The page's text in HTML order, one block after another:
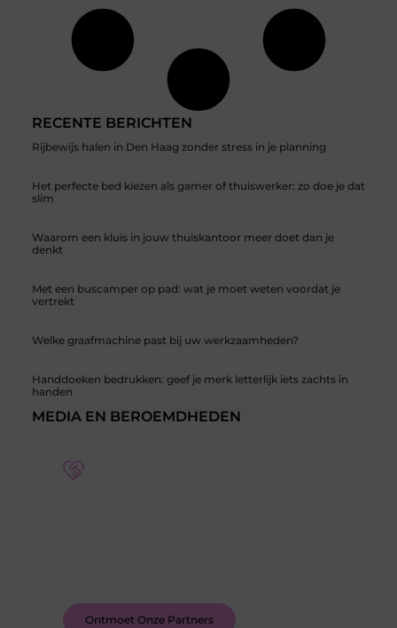
RECENTE BERICHTEN
Rijbewijs halen in Den Haag zonder stress in je planning
Het perfecte bed kiezen als gamer of thuiswerker: zo doe je dat
slim
Waarom een kluis in jouw thuiskantoor meer doet dan je
denkt
Met een buscamper op pad: wat je moet weten voordat je
vertrekt
Welke graafmachine past bij uw werkzaamheden?
Handdoeken bedrukken: geef je merk letterlijk iets zachts in
handen
MEDIA EN BEROEMDHEDEN
Ontmoet Onze Partners